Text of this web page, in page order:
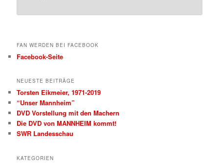
FAN WERDEN BEI FACEBOOK
Facebook-Seite
NEUESTE BEITRÄGE
Torsten Eikmeier, 1971-2019
“Unser Mannheim”
DVD Vorstellung mit den Machern
Die DVD von MANNHEIM kommt!
SWR Landesschau
KATEGORIEN